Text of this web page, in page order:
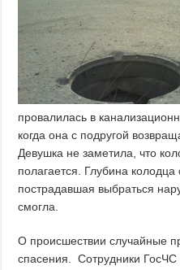
провалилась в
когда она с подругой
Девушка не заметила, что
полагается. Глубина
пострадавшая выбраться
смогла.
О происшествии случайные
спасения. Сотрудники